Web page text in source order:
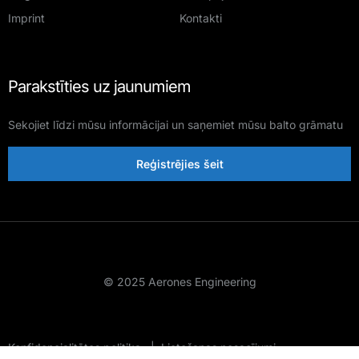
Imprint
Kontakti
Parakstīties uz jaunumiem
Sekojiet līdzi mūsu informācijai un saņemiet mūsu balto grāmatu
Reģistrējies šeit
© 2025 Aerones Engineering
Konfidencialitātes politika | Lietošanas nosacījumi